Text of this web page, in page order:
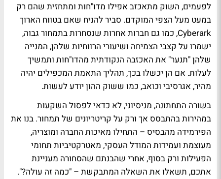
לפעמים, השוק מתאכזב אפילו מדו"חות ומתחזית שהם רק
במעט מעל הצפי המוקדם. סביר להניח שאם בטווח הארוך
Cyberark, כמו גם חברות אחרות שנסחרות בתמחור גבוה,
ישמרו על קצבי הצמיחה ושיעורי הרווחיות שלהן, המנייה
שלהן "תנער" את האכזבה הנקודתית מהדו"חות ותמשיך
לעלות. אם הן יכשלו בכך, תהליך התאמת המכפילים יהיה
מהיר, אגרסיבי וכואב, כמו ששוק ההון יודע לעשות.
בשורה התחתונה, מניסיוני, לא כדאי לפסול השקעות
במהירות בהתבסס אך ורק על קריטריונים של תמחור. בנו את
הפירמידה מהבסיס – התחילו מאיכות החברה ומוצריה,
מעוצמת ועמידות המודל העסקי, מאטרקטיביות תחומי
הפעילות ורק בסוף, אחרי שהבנתם שהסחורה מעניינת
אתכם, תשאלו את השאלה המתבקשת – "כמה זה עולה?".